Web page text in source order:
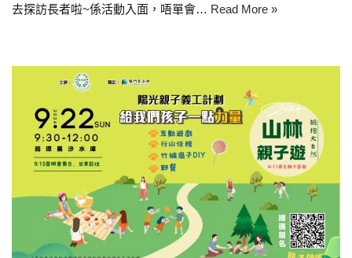
去探訪長者啦~係活動入面，唔單會… Read More »